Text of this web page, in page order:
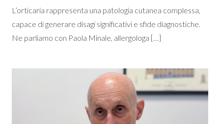
L’orticaria rappresenta una patologia cutanea complessa,
capace di generare disagi significativi e sfide diagnostiche.
Ne parliamo con Paola Minale, allergologa […]